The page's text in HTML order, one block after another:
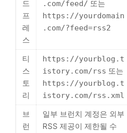
드
프
레
스
.com/feed/ 또는
https://yourdomain
.com/?feed=rss2
티
스
토
리
https://yourblog.t
istory.com/rss 또는
https://yourblog.t
istory.com/rss.xml
브
런
일부 브런치 계정은 외부
RSS 제공이 제한될 수